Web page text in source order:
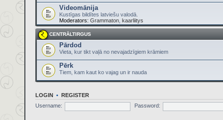
Videomānija
Kustīgas bildītes latviešu valodā.
Moderators: Grammaton kaarliitys
CENTRĀLTIRGUS
Pārdod
Vieta, kur tikt vaļā no nevajadzīgiem krāmiem
Pērk
Tiem, kam kaut ko vajag un ir nauda
LOGIN • REGISTER
Username:
Password: